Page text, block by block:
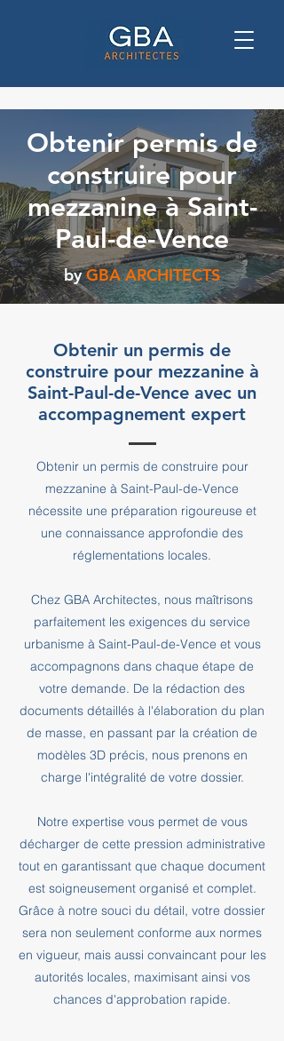
Obtenir permis de
construire pour
mezzanine à Saint-
Paul-de-Vence
by GBA ARCHITECTS
Obtenir un permis de
construire pour mezzanine à
Saint-Paul-de-Vence avec un
accompagnement expert
Obtenir un permis de construire pour
mezzanine à Saint-Paul-de-Vence
nécessite une préparation rigoureuse et
une connaissance approfondie des
réglementations locales.
Chez GBA Architectes, nous maîtrisons
parfaitement les exigences du service
urbanisme à Saint-Paul-de-Vence et vous
accompagnons dans chaque étape de
votre demande. De la rédaction des
documents détaillés à l'élaboration du plan
de masse, en passant par la création de
modèles 3D précis, nous prenons en
charge l'intégralité de votre dossier.
Notre expertise vous permet de vous
décharger de cette pression administrative
tout en garantissant que chaque document
est soigneusement organisé et complet.
Grâce à notre souci du détail, votre dossier
sera non seulement conforme aux normes
en vigueur, mais aussi convaincant pour les
autorités locales, maximisant ainsi vos
chances d'approbation rapide.